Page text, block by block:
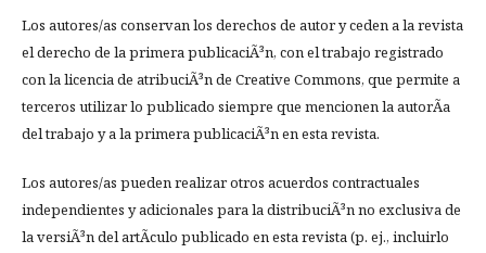
Los autores/as conservan los derechos de autor y ceden a la revista
el derecho de la primera publicaciÃ³n, con el trabajo registrado
con la licencia de atribuciÃ³n de Creative Commons, que permite a
terceros utilizar lo publicado siempre que mencionen la autorÃ­a
del trabajo y a la primera publicaciÃ³n en esta revista.
Los autores/as pueden realizar otros acuerdos contractuales
independientes y adicionales para la distribuciÃ³n no exclusiva de
la versiÃ³n del artÃ­culo publicado en esta revista (p. ej., incluirlo